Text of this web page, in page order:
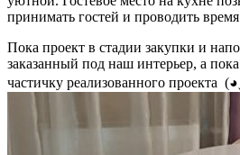
принимать гостей и проводить
Пока проект в стадии закупки и
заказанный под наш интерьер, а
частичку реализованного проекта